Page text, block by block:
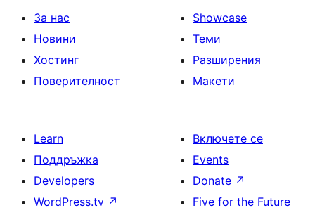
За нас
Новини
Хостинг
Поверителност
Showcase
Теми
Разширения
Макети
Learn
Поддръжка
Developers
WordPress.tv ↗
Включете се
Events
Donate ↗
Five for the Future